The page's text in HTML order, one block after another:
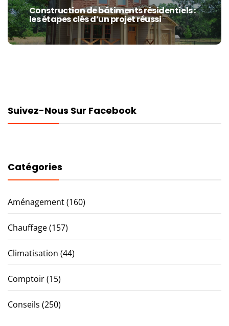
Next
post:
Construction de bâtiments résidentiels :
les étapes clés d’un projet réussi
Suivez-Nous Sur Facebook
Catégories
Aménagement(160)
Chauffage(157)
Climatisation (44)
Comptoir(15)
Conseils (250)